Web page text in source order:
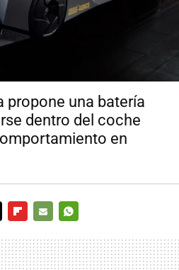
propone una batería
dentro del coche
en
MAIL